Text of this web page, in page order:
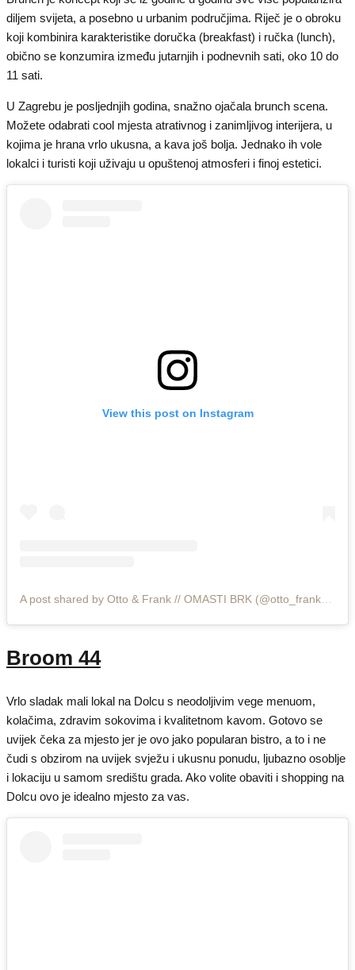
diljem svijeta, a posebno u urbanim područjima. Riječ je o obroku
koji kombinira karakteristike doručka (breakfast) i ručka (lunch),
obično se konzumira između jutarnjih i podnevnih sati, oko 10 do
11 sati.
U Zagrebu je posljednjih godina, snažno ojačala brunch scena.
Možete odabrati cool mjesta atrativnog i zanimljivog interijera, u
kojima je hrana vrlo ukusna, a kava još bolja. Jednako ih vole
lokalci i turisti koji uživaju u opuštenoj atmosferi i finoj estetici.
View this post on Instagram
Broom 44
Vrlo sladak mali lokal na Dolcu s neodoljivim vege menuom,
kolačima, zdravim sokovima i kvalitetnom kavom. Gotovo se
uvijek čeka za mjesto jer je ovo jako popularan bistro, a to i ne
čudi s obzirom na uvijek svježu i ukusnu ponudu, ljubazno osoblje
i lokaciju u samom središtu grada. Ako volite obaviti i shopping na
Dolcu ovo je idealno mjesto za vas.